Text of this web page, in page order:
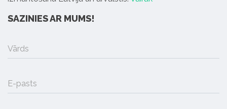
SAZINIES AR MUMS!
Vārds
E-pasts